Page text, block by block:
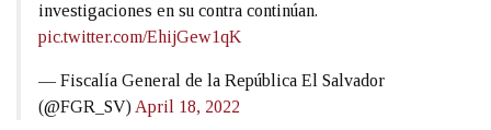
investigaciones en su contra continúan.
pic.twitter.com/EhijGew1qK
— Fiscalía General de la República El Salvador
(@FGR_SV) April 18, 2022